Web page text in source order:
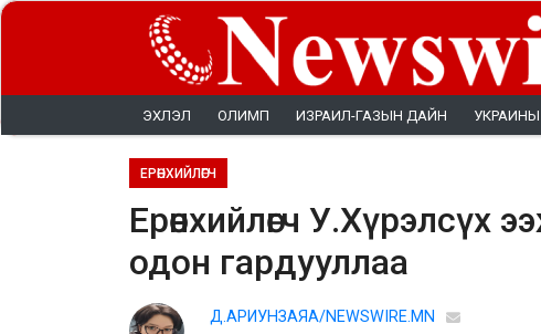
ЭХЛЭЛ ОЛИМП ИЗРАИЛ-ГАЗЫН ДАЙН
ЕРӨНХИЙЛӨГЧ
Ерөнхийлөгч У.Хүрэлсүх
одон гардууллаа
Д.АРИУНЗАЯА/NEWSWIRE.MN